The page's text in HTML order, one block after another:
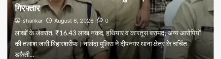
गिरफ्तार
shankar August 6, 2026 0
लाखों के जेवरात, ₹16.43 लाख नकद, हथियार व कारतूस बरामद; अन्य आरोपियों
की तलाश जारी बिहारशरीफ। नालंदा पुलिस ने दीपनगर थाना क्षेत्र के चर्चित
डकैती...